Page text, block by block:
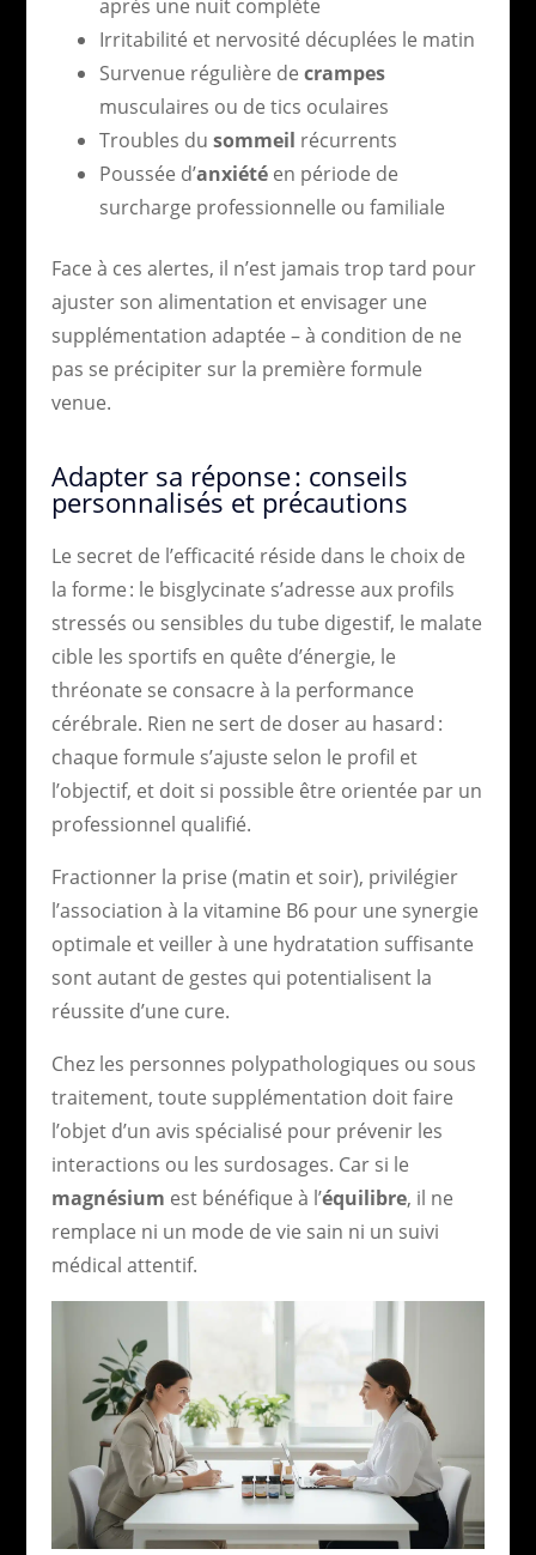
après une nuit complète
Irritabilité et nervosité décuplées le matin
Survenue régulière de crampes
musculaires ou de tics oculaires
Troubles du sommeil récurrents
Poussée d’anxiétéen période de
surcharge professionnelle ou familiale
Face à ces alertes, il n’est jamais trop tard pour
ajuster son alimentation et envisager une
supplémentation adaptée – à condition de ne
pas se précipiter sur la première formule
venue.
Adapter sa réponse : conseils
personnalisés et précautions
Le secret de l’efficacité réside dans le choix de
la forme : le bisglycinate s’adresse aux profils
stressés ou sensibles du tube digestif, le malate
cible les sportifs en quête d’énergie, le
thréonate se consacre à la performance
cérébrale. Rien ne sert de doser au hasard :
chaque formule s’ajuste selon le profil et
l’objectif, et doit si possible être orientée par un
professionnel qualifié.
Fractionner la prise (matin et soir), privilégier
l’association à la vitamine B6 pour une synergie
optimale et veiller à une hydratation suffisante
sont autant de gestes qui potentialisent la
réussite d’une cure.
Chez les personnes polypathologiques ou sous
traitement, toute supplémentation doit faire
l’objet d’un avis spécialisé pour prévenir les
interactions ou les surdosages. Car si le
magnésium est bénéfique à l’équilibre, il ne
remplace ni un mode de vie sain ni un suivi
médical attentif.